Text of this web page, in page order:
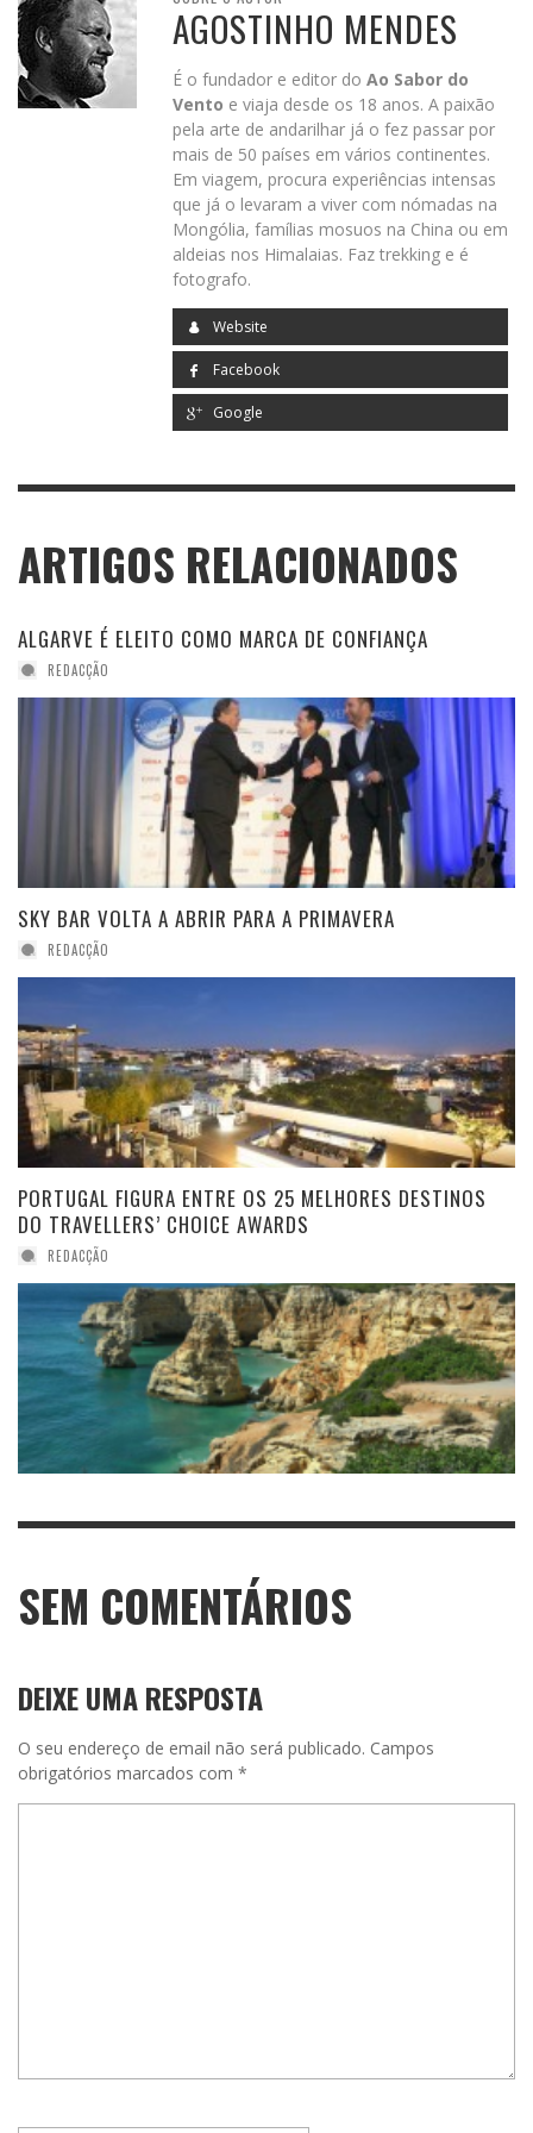
Galinha com amêndoas.
0PARTILHAS
AGOSTINHO MENDES
É o fundador e editor do Ao Sabor do
Vento e viaja desde os 18 anos. A paixão
pela arte de andarilhar já o fez passar por
mais de 50 países em vários continentes.
Em viagem, procura experiências intensas
que já o levaram a viver com nómadas na
Mongólia, famílias mosuos na China ou em
aldeias nos Himalaias. Faz trekking e é
fotografo.
Website
Facebook
Google
ARTIGOS RELACIONADOS
ALGARVE É ELEITO COMO MARCA DE CONFIANÇA
REDACÇÃO
SKY BAR VOLTA A ABRIR PARA A PRIMAVERA
REDACÇÃO
PORTUGAL FIGURA ENTRE OS 25 MELHORES DESTINOS
DO TRAVELLERS’ CHOICE AWARDS
REDACÇÃO
SEM COMENTÁRIOS
DEIXE UMA RESPOSTA
O seu endereço de email não será publicado. Campos
obrigatórios marcados com *